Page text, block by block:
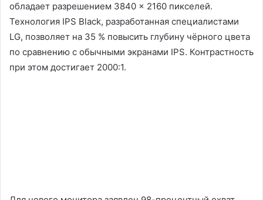
обладает разрешением 3840 × 2160 пикселей.
Технология IPS Black, разработанная специалистами
LG, позволяет на 35 % повысить глубину чёрного цвета
по сравнению с обычными экранами IPS. Контрастность
при этом достигает 2000:1.